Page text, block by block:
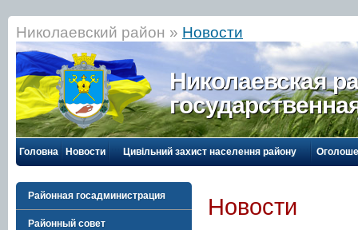
Николаевский район » Новости
Николаевская
Головна Новости Цивільний захист населення району
Районная госадминистрация
Районный совет
Новости